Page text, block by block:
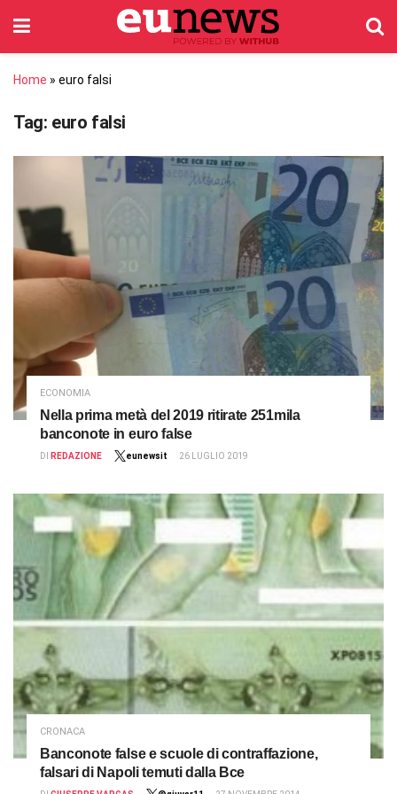
Home » euro falsi
Tag: euro falsi
ECONOMIA
Nella prima metà del 2019 ritirate 251mila
banconote in euro false
DI REDAZIONE eunewsit 26 LUGLIO 2019
CRONACA
Banconote false e scuole di contraffazione,
falsari di Napoli temuti dalla Bce